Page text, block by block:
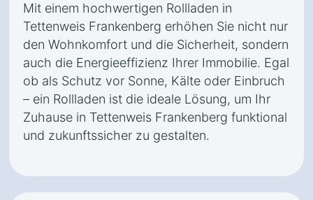
Mit einem hochwertigen Rollladen in
Tettenweis Frankenberg erhöhen Sie nicht nur
den Wohnkomfort und die Sicherheit, sondern
auch die Energieeffizienz Ihrer Immobilie. Egal
ob als Schutz vor Sonne, Kälte oder Einbruch
– ein Rollladen ist die ideale Lösung, um Ihr
Zuhause in Tettenweis Frankenberg funktional
und zukunftssicher zu gestalten.